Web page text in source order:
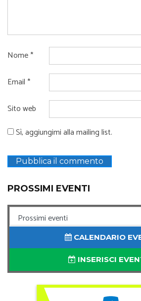
Nome*
Email *
Sito web
Sì, aggiungimi alla mailing list.
PROSSIMI EVENTI
CALENDARIO
INSERISCI